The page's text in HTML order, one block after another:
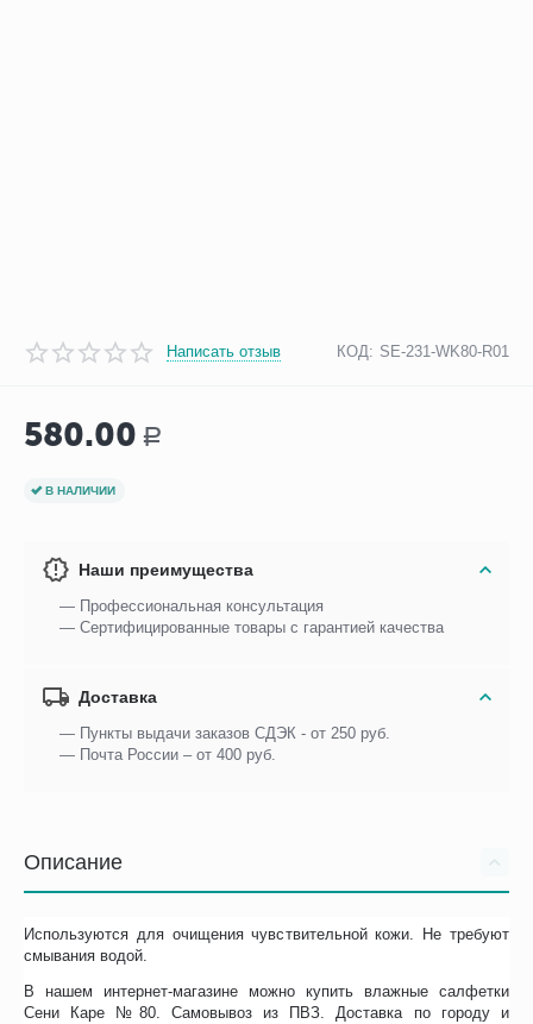
Написать отзыв КОД: SE-231-WK80-R01
580.00 Р
В НАЛИЧИИ
Наши преимущества
— Профессиональная консультация
— Сертифицированные товары с гарантией качества
Доставка
— Пункты выдачи заказов СДЭК - от 250 руб.
— Почта России – от 400 руб.
Описание
Используются для очищения чувствительной кожи. Не требуют
смывания водой.
В нашем интернет-магазине можно купить влажные салфетки
Сени Каре №80. Самовывоз из ПВЗ. Доставка по городу и